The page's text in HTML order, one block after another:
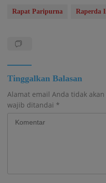
Rapat Paripurna Raperda
Tinggalkan Balasan
Alamat email Anda tidak
wajib ditandai *